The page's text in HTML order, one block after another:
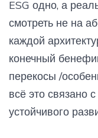
ESG одно, а
смотреть не на
каждой
конечный
перекосы /
всё это связано
устойчивого